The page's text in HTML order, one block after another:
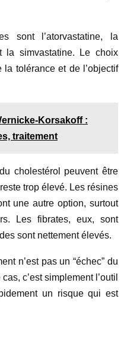
sont l’atorvastatine, la
la simvastatine. Le choix
tolérance et de l’objectif
Korsakoff :
traitement
cholestérol peuvent être
trop élevé. Les résines
une autre option, surtout
Les fibrates, eux, sont
sont nettement élevés.
n’est pas un “échec” du
c’est simplement l’outil
un risque qui est